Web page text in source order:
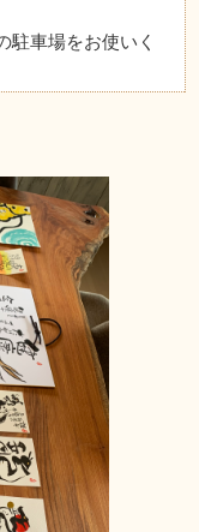
駐車場をお使いく